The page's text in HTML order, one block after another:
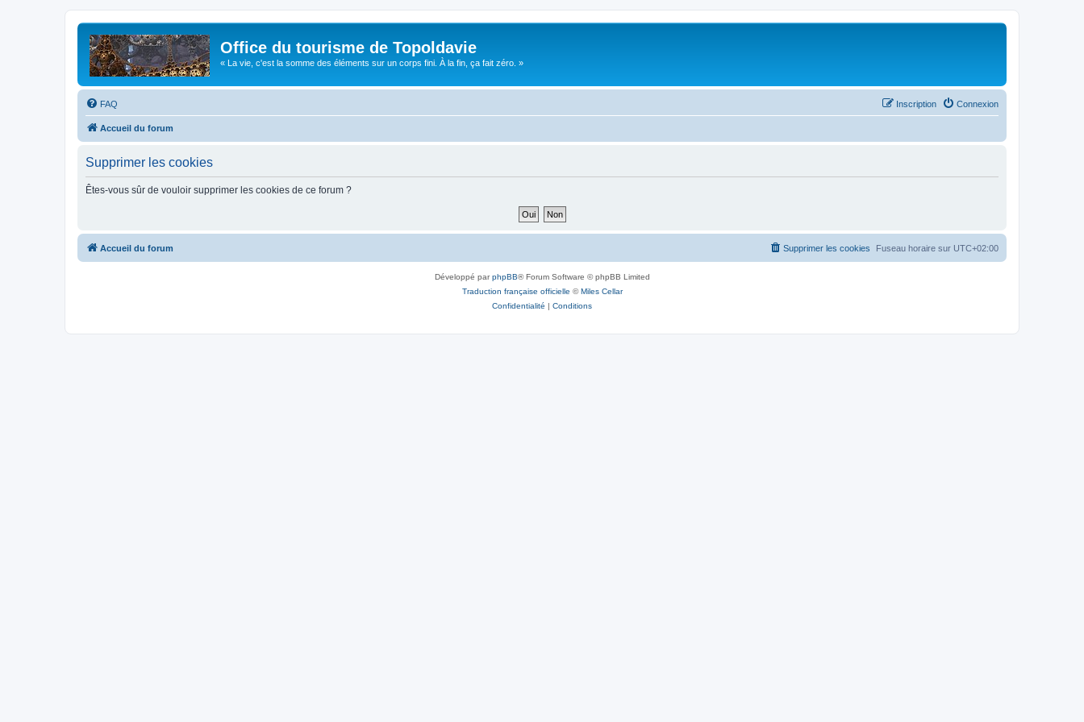
Office du tourisme de Topoldavie
« La vie, c'est la somme des éléments sur un corps fini. À la fin, ça fait zéro. »
FAQ Connexion
Inscription
Accueil du forum
Supprimer les cookies
Êtes-vous sûr de vouloir supprimer les cookies de ce forum ?
Accueil du forum Fuseau horaire sur UTC+02:00
Supprimer les cookies
Développé parphpBB® Forum Software © phpBB Limited
Traduction française officielle ©Miles Cellar
Confidentialité | Conditions